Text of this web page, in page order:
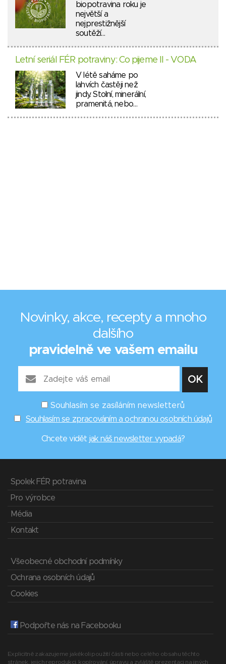
biopotravina roku je
největší a
nejprestižnější
soutěží…
Letní seriál FÉR potraviny: Co pijeme II - VODA
V létě saháme po
lahvích častěji než
jindy. Stolní, minerální,
pramenitá, nebo…
Novinky, akce, recepty a mnoho
dalšího
pravidelně ve vašem emailu
Souhlasím se zasíláním newsletterů
Souhlasím se zpracováním a ochranou osobních údajů
Chcete vidět jak náš newsletter vypadá?
Spolek FÉR potravina
Pro výrobce
Média
Kontakt
Všeobecné obchodní podmínky
Ochrana osobních údajů
Cookies
Podpořte nás na Facebooku
Explicitně zakazujeme jakékoli použití části nebo celého obsahu těchto
stránek, jejich reprodukci, kopírování, úpravu a zvláště prezentaci na jiných